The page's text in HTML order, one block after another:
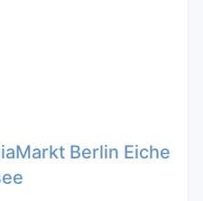
Berlin Eiche